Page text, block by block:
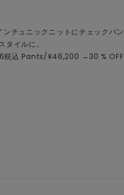
チュニックニットにチェックパン
タイルに。
込 Pants/¥46,200 →30 % OFF